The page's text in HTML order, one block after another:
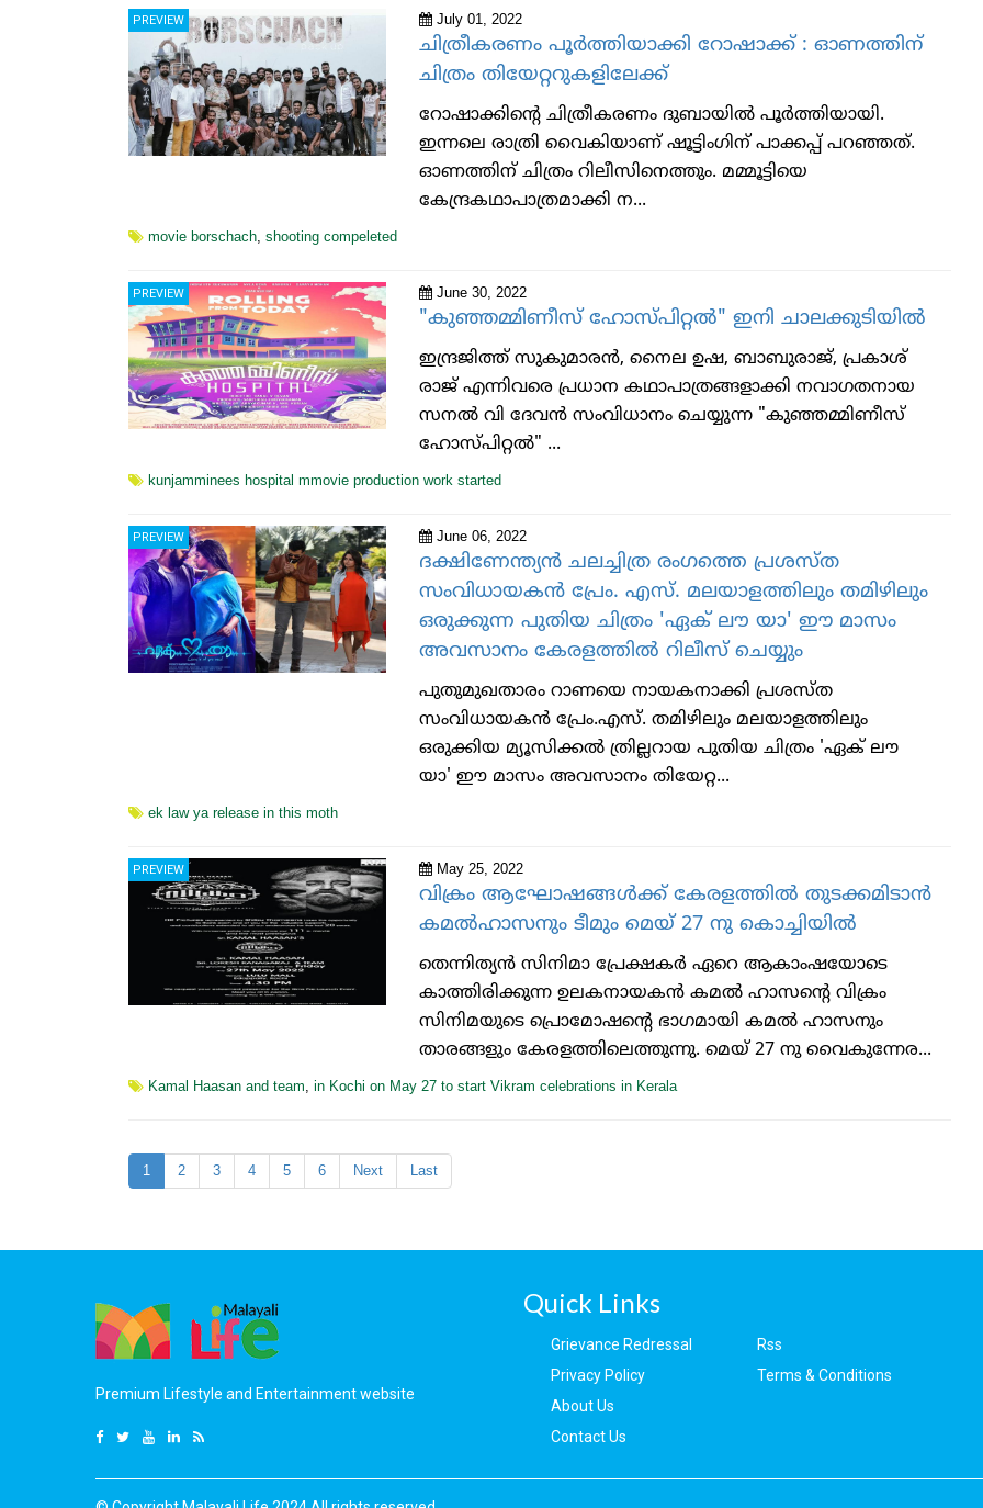
PREVIEW July 01, 2022
ചിത്രീകരണം പൂർത്തിയാക്കി റോഷാക്ക് : ഓണത്തിന്
ചിത്രം തിയേറ്ററുകളിലേക്ക്
റോഷാക്കിന്റെ ചിത്രീകരണം ദുബായില്‍ പൂര്‍ത്തിയായി.
ഇന്നലെ രാത്രി വൈകിയാണ് ഷൂട്ടിംഗിന് പാക്കപ്പ് പറഞ്ഞത്.
ഓണത്തിന് ചിത്രം റിലീസിനെത്തും. മമ്മൂട്ടിയെ
കേന്ദ്രകഥാപാത്രമാക്കി ന...
movie borschach, shooting compeleted
PREVIEW June 30, 2022
"കുഞ്ഞമ്മിണീസ് ഹോസ്പിറ്റല്‍" ഇനി ചാലക്കുടിയിൽ
ഇന്ദ്രജിത്ത് സുകുമാരന്‍, നൈല ഉഷ, ബാബുരാജ്, പ്രകാശ്
രാജ് എന്നിവരെ പ്രധാന കഥാപാത്രങ്ങളാക്കി നവാഗതനായ
സനൽ വി ദേവൻ സംവിധാനം ചെയ്യുന്ന "കുഞ്ഞമ്മിണീസ്
ഹോസ്പിറ്റല്‍" ...
kunjamminees hospital mmovie production work started
PREVIEW June 06, 2022
ദക്ഷിണേന്ത്യന്‍ ചലച്ചിത്ര രംഗത്തെ പ്രശസ്ത
സംവിധായകന്‍ പ്രേം. എസ്. മലയാളത്തിലും തമിഴിലും
ഒരുക്കുന്ന പുതിയ ചിത്രം 'ഏക് ലൗ യാ' ഈ മാസം
അവസാനം കേരളത്തില്‍ റിലീസ് ചെയ്യും
പുതുമുഖതാരം റാണയെ നായകനാക്കി പ്രശസ്ത
സംവിധായകന്‍ പ്രേം.എസ്. തമിഴിലും മലയാളത്തിലും
ഒരുക്കിയ മ്യൂസിക്കല്‍ ത്രില്ലറായ പുതിയ ചിത്രം 'ഏക് ലൗ
യാ' ഈ മാസം അവസാനം തിയേറ്റ...
ek law ya release in this moth
PREVIEW May 25, 2022
വിക്രം ആഘോഷങ്ങൾക്ക് കേരളത്തിൽ തുടക്കമിടാൻ
കമൽഹാസനും ടീമും മെയ് 27 നു കൊച്ചിയിൽ
തെന്നിത്യൻ സിനിമാ പ്രേക്ഷകർ ഏറെ ആകാംഷയോടെ
കാത്തിരിക്കുന്ന ഉലകനായകൻ കമൽ ഹാസന്റെ വിക്രം
സിനിമയുടെ പ്രൊമോഷന്റെ ഭാഗമായി കമൽ ഹാസനും
താരങ്ങളും കേരളത്തിലെത്തുന്നു. മെയ് 27 നു വൈകുന്നേര...
Kamal Haasan and team, in Kochi on May 27 to start Vikram celebrations in Kerala
1 2 3 4 5 6 Next Last
Premium Lifestyle and Entertainment website
Quick Links
Grievance Redressal
Privacy Policy
About Us
Contact Us
Rss
Terms & Conditions